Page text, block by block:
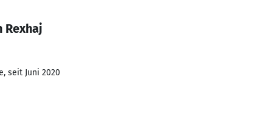
Rexhaj
seit Juni 2020